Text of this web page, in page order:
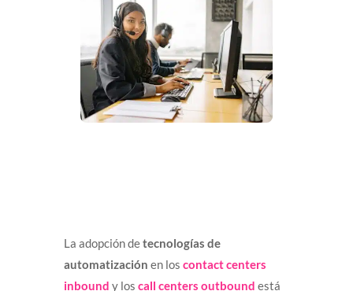
La adopción detecnologías de
automatización en los contact centers
inbound y los call centers outbound está